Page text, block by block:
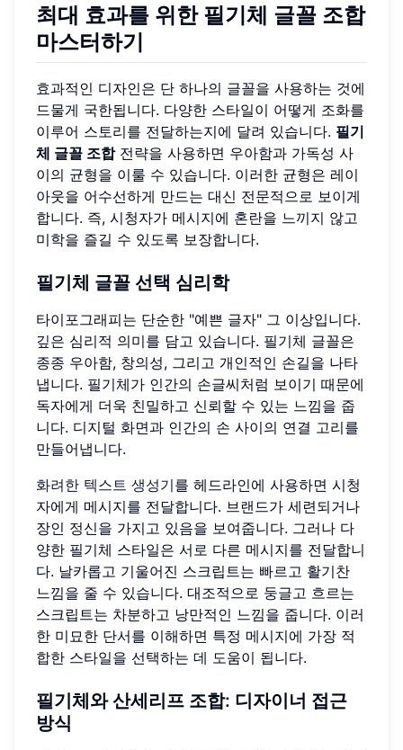
최대 효과를 위한 필기체 글꼴 조합
마스터하기
효과적인 디자인은 단 하나의 글꼴을 사용하는 것에
드물게 국한됩니다. 다양한 스타일이 어떻게 조화를
이루어 스토리를 전달하는지에 달려 있습니다. 필기
체 글꼴 조합전략을 사용하면 우아함과 가독성 사
이의 균형을 이룰 수 있습니다. 이러한 균형은 레이
아웃을 어수선하게 만드는 대신 전문적으로 보이게
합니다. 즉, 시청자가 메시지에 혼란을 느끼지 않고
미학을 즐길 수 있도록 보장합니다.
필기체 글꼴 선택 심리학
타이포그래피는 단순한 "예쁜 글자" 그 이상입니다.
깊은 심리적 의미를 담고 있습니다. 필기체 글꼴은
종종 우아함, 창의성, 그리고 개인적인 손길을 나타
냅니다. 필기체가 인간의 손글씨처럼 보이기 때문에
독자에게 더욱 친밀하고 신뢰할 수 있는 느낌을 줍
니다. 디지털 화면과 인간의 손 사이의 연결 고리를
만들어냅니다.
화려한 텍스트 생성기를 헤드라인에 사용하면 시청
자에게 메시지를 전달합니다. 브랜드가 세련되거나
장인 정신을 가지고 있음을 보여줍니다. 그러나 다
양한 필기체 스타일은 서로 다른 메시지를 전달합니
다. 날카롭고 기울어진 스크립트는 빠르고 활기찬
느낌을 줄 수 있습니다. 대조적으로 둥글고 흐르는
스크립트는 차분하고 낭만적인 느낌을 줍니다. 이러
한 미묘한 단서를 이해하면 특정 메시지에 가장 적
합한 스타일을 선택하는 데 도움이 됩니다.
필기체와 산세리프 조합: 디자이너 접근
방식